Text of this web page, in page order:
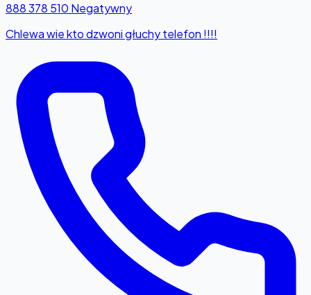
888 378 510 Negatywny
Chlewa wie kto dzwoni głuchy telefon !!!!